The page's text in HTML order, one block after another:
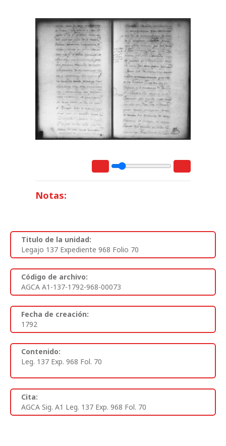
Notas:
Titulo de la unidad:
Legajo 137 Expediente 968 Folio 70
Código de archivo:
AGCA A1-137-1792-968-00073
Fecha de creación:
1792
Contenido:
Leg. 137 Exp. 968 Fol. 70
Cita:
AGCA Sig. A1 Leg. 137 Exp. 968 Fol. 70